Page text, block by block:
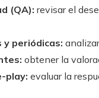
(QA): revisar el
y periódicas:
obtener la
play: evaluar la